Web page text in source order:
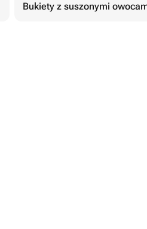
Bukiety z suszonymi